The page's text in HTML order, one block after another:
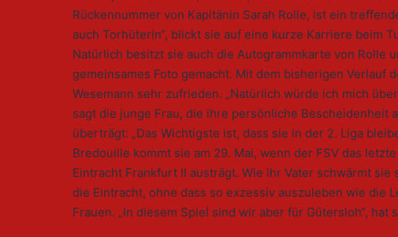
Rückennummer von Kapitänin Sarah Rolle, ist ein
auch Torhüterin“, blickt sie auf eine kurze Karriere beim
Natürlich besitzt sie auch die Autogrammkarte von Rolle
gemeinsames Foto gemacht. Mit dem bisherigen Verlauf
Wesemann sehr zufrieden. „Natürlich würde ich mich
sagt die junge Frau, die ihre persönliche Bescheidenheit
überträgt: „Das Wichtigste ist, dass sie in der 2. Liga
Bredouille kommt sie am 29. Mai, wenn der FSV das
Eintracht Frankfurt II austrägt. Wie ihr Vater schwärmt
die Eintracht, ohne dass so exzessiv auszuleben wie die
Frauen. „In diesem Spiel sind wir aber für Gütersloh“, hat